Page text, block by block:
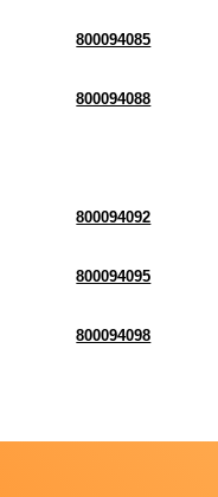
800094085
800094088
800094092
800094095
800094098